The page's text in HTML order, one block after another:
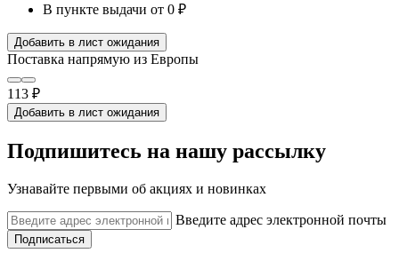
В пункте выдачи от 0 ₽
Добавить в лист ожидания
Поставка напрямую из Европы
113 ₽
Добавить в лист ожидания
Подпишитесь на нашу рассылку
Узнавайте первыми об акциях и новинках
Введите адрес электронной почты
Подписаться